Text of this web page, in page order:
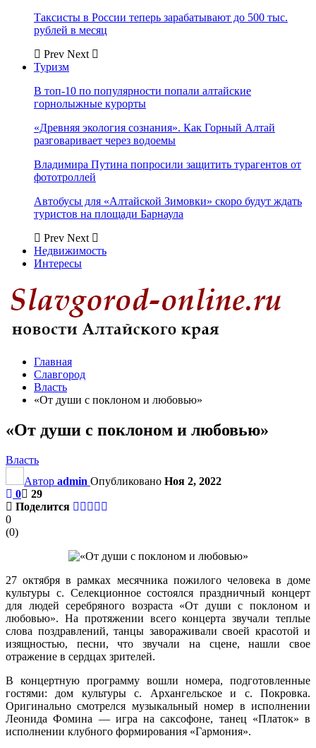
Таксисты в России теперь зарабатывают до 500 тыс.
рублей в месяц
Prev Next
Туризм
В топ-10 по популярности попали алтайские
горнолыжные курорты
«Древняя экология сознания». Как Горный Алтай
разговаривает через водоемы
Владимира Путина попросили защитить турагентов от
фототроллей
Автобусы для «Алтайской Зимовки» скоро будут ждать
туристов на площади Барнаула
Prev Next
Недвижимость
Интересы
Главная
Славгород
Власть
«От души с поклоном и любовью»
«От души с поклоном и любовью»
Власть
Автор admin Опубликовано Ноя 2, 2022
0
29
Поделится
0
(0)
27 октября в рамках месячника пожилого человека в доме
культуры с. Селекционное состоялся праздничный концерт
для людей серебряного возраста «От души с поклоном и
любовью». На протяжении всего концерта звучали теплые
слова поздравлений, танцы завораживали своей красотой и
изящностью, песни, что звучали на сцене, нашли свое
отражение в сердцах зрителей.
В концертную программу вошли номера, подготовленные
гостями: дом культуры с. Архангельское и с. Покровка.
Оригинально смотрелся музыкальный номер в исполнении
Леонида Фомина — игра на саксофоне, танец «Платок» в
исполнении клубного формирования «Гармония».